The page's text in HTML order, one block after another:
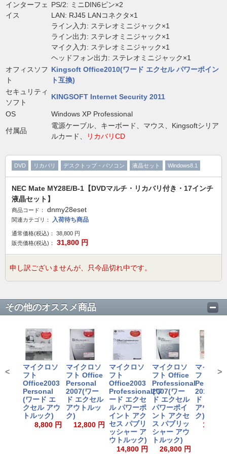
インターフェ
イス
PS/2: ミニDIN6ピン×2
LAN: RJ45 LANコネクタ×1
ライン入力: ステレオミニジャック×1
ライン出力: ステレオミニジャック×1
マイク入力: ステレオミニジャック×1
ヘッドフォン出力: ステレオミニジャック×1
オフィスソフ
ト
Kingsoft Office2010(ワード エクセル パワーポイン
ト互換)
セキュリティ
ソフト
KINGSOFT Internet Security 2011
OS Windows XP Professional
付属品
電源ケーブル、キーボード、マウス、Kingsoftシリア
ルカード、
リカバリCD
DVD リカバリ デスクトップ・パソコン 液晶セット Windows8.1
NEC Mate MY28E/B-1【DVDマルチ・リカバリ付き・17インチ
液晶セット】
商品コード： dnmy28eset
関連カテゴリ： 入荷待ち商品
通常価格(税込)： 38,800 円
販売価格(税込)：
31,800 円
申し訳ございませんが、只今品切れ中です。
その他のオススメ商品
マイクロソ
フト
Office2003
Personal
(ワード エ
クセル アウ
トルック)
8,800 円
マイクロソ
フト Office
Personal
2007(ワー
ド エクセル
アウトルッ
ク)
12,800 円
マイクロソ
フト
Office2003
Professional(ワ
ード エクセ
ル パワーポ
イント アク
セス パブリ
ッシャー ア
ウトルック)
14,800 円
マイクロソ
フト Office
Professional
2007(ワー
ド エクセル
パワーポイ
ント アクセ
ス パブリッ
シャー アウ
トルック)
26,800 円
マイクロ
フト
Personal
2010(ワ
ド エク
アウトル
ク)
14,800
< >